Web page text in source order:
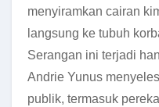
menyiramkan cairan
langsung ke tubuh
Serangan ini terjadi
Andrie Yunus
publik, termasuk